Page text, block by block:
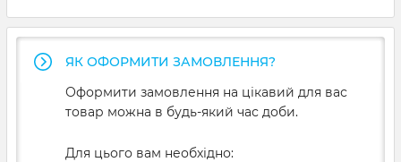
ЯК ОФОРМИТИ ЗАМОВЛЕННЯ?
Оформити замовлення на цікавий для вас
товар можна в будь-який час доби.
Для цього вам необхідно: